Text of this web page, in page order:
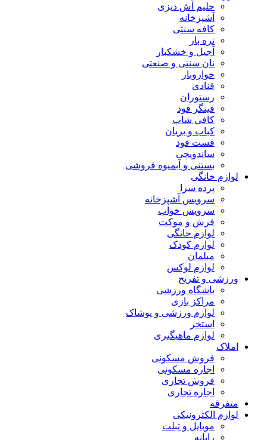
حلیم آش دیزی
آشپزخانه
کافه سنتی
تره بار
آجیل و خشکبار
نان سنتی و صنعتی
خواروبار
قنادی
رستوران
فینگر فود
کافی شاپ
کباب و بریان
فست فود
ساندویچی
بستنی و آبمیوه فروشی
لوازم خانگی
پرده سرا
سرویس آشپزخانه
سرویس خواب
فرش و موکت
لوازم خانگی
لوازم کودک
مبلمان
لوازم لوکس
ورزشی و تفریح
باشگاه ورزشی
مراکز بازی
لوازم ورزشی و پوشاک
استخر
لوازم ماهیگیری
املاک
فروش مسکونی
اجاره مسکونی
فروش تجاری
اجاره تجاری
متفرقه
لوازم الکترونیکی
موبایل و تبلت
رایانه